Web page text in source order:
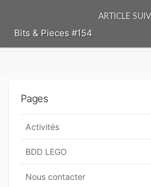
n
ARTICLE
Bits & Pieces #154
Pages
Activités
BDD LEGO
Nous contacter